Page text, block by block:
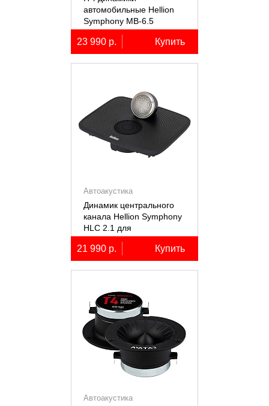
автомобильные Hellion
Symphony MB-6.5
23 990 р. Купить
Автоакустика
Динамик центрального
канала Hellion Symphony
HLC 2.1 для
автомобилей Lixiang Li-
7/8/9
21 990 р. Купить
Автоакустика